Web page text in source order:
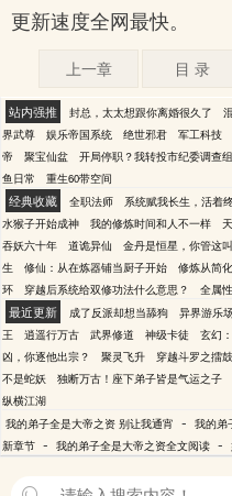
更新速度全网最快。
上一章 目 录
站内强推 封总，太太想跟你离婚很久了
界武尊
娱乐帝国系统 绝世邪君 军工科技
帝
聚宝仙盆 开局停职？我转投市纪委调查组
鱼日常
重生60带空间
经典收藏 全职法师 系统赋我长生，活着
水猴子开始成神
我的修炼时间和人不一样
吞妖六十年
道诡异仙 金丹是恒星，你管这
生
修仙：从在炼器铺当厨子开始 修炼从简
环
穿越后系统给双修功法什么意思？ 全属
最近更新 成了反派却想当舔狗 异界游乐
王
逍遥行万古 武界修道 神级卡徒 玄幻
凶，你逐他出宗？
聚灵飞升 穿越斗罗之擂
不是蛇妖
独断万古！座下弟子皆是气运之子
纵横江湖
我的弟子全是大帝之资 别让我通宵 - 我的弟
新章节 - 我的弟子全是大帝之资全文阅读 -